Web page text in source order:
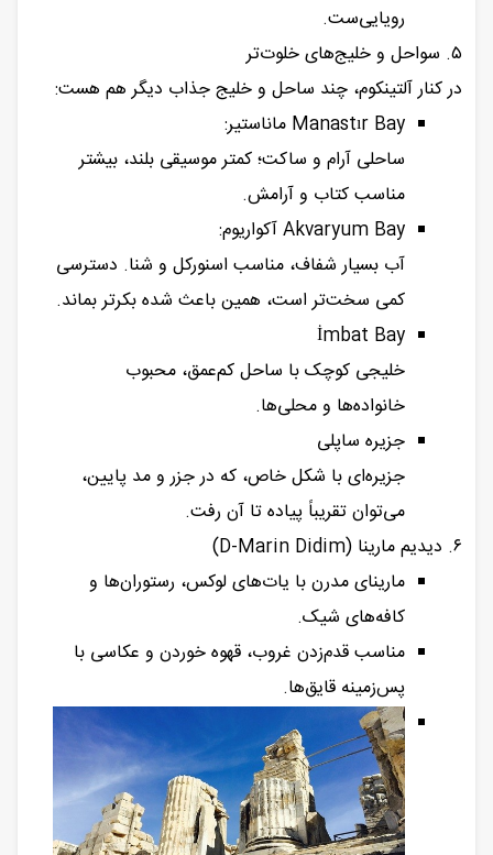
رویایی‌ست.
۵. سواحل و خلیج‌های خلوت‌تر
در کنار آلتینکوم، چند ساحل و خلیج جذاب دیگر هم هست:
Manastır Bay ماناستیر:
ساحلی آرام و ساکت؛ کمتر موسیقی بلند، بیشتر
مناسب کتاب و آرامش.
Akvaryum Bay آکواریوم:
آب بسیار شفاف، مناسب اسنورکل و شنا. دسترسی
کمی سخت‌تر است، همین باعث شده بکرتر بماند.
İmbat Bay
خلیجی کوچک با ساحل کم‌عمق، محبوب
خانواده‌ها و محلی‌ها.
جزیره ساپلی
جزیره‌ای با شکل خاص، که در جزر و مد پایین،
می‌توان تقریباً پیاده تا آن رفت.
۶. دیدیم مارینا (D-Marin Didim)
مارینای مدرن با یات‌های لوکس، رستوران‌ها و
کافه‌های شیک.
مناسب قدم‌زدن غروب، قهوه خوردن و عکاسی با
پس‌زمینه قایق‌ها.